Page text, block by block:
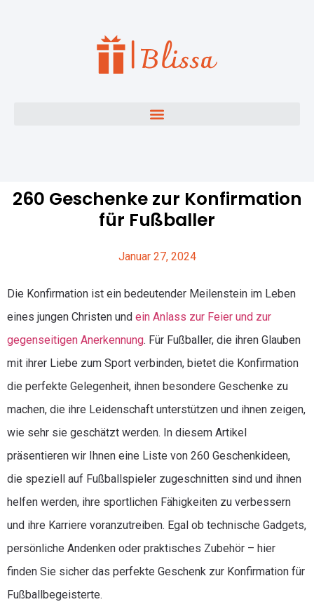
260 Geschenke zur Konfirmation
für Fußballer
Januar 27, 2024
Die Konfirmation ist ein bedeutender Meilenstein im Leben
eines jungen Christen und ein Anlass zur Feier und zur
gegenseitigen Anerkennung. Für Fußballer, die ihren Glauben
mit ihrer Liebe zum Sport verbinden, bietet die Konfirmation
die perfekte Gelegenheit, ihnen besondere Geschenke zu
machen, die ihre Leidenschaft unterstützen und ihnen zeigen,
wie sehr sie geschätzt werden. In diesem Artikel
präsentieren wir Ihnen eine Liste von 260 Geschenkideen,
die speziell auf Fußballspieler zugeschnitten sind und ihnen
helfen werden, ihre sportlichen Fähigkeiten zu verbessern
und ihre Karriere voranzutreiben. Egal ob technische Gadgets,
persönliche Andenken oder praktisches Zubehör – hier
finden Sie sicher das perfekte Geschenk zur Konfirmation für
Fußballbegeisterte.